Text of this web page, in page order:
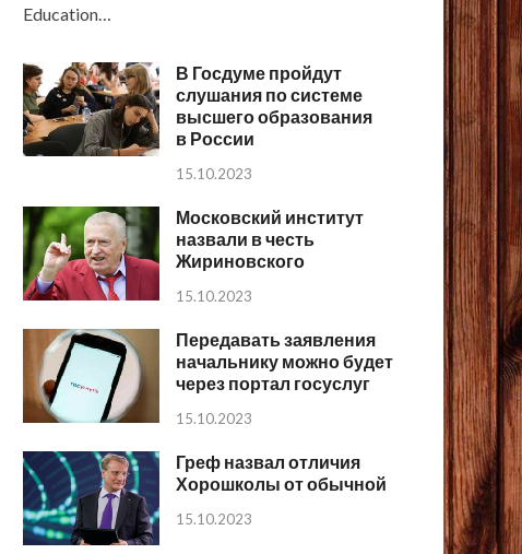
Education…
В Госдуме пройдут
слушания по системе
высшего образования
в России
15.10.2023
Московский институт
назвали в честь
Жириновского
15.10.2023
Передавать заявления
начальнику можно будет
через портал госуслуг
15.10.2023
Греф назвал отличия
Хорошколы от обычной
15.10.2023